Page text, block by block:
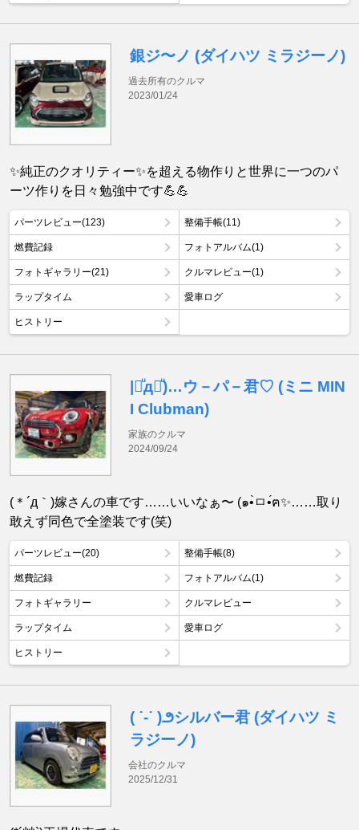
銀ジ〜ノ (ダイハツ ミラジーノ)
過去所有のクルマ
2023/01/24
✨純正のクオリティー✨を超える物作りと世界に一つのパ
ーツ作りを日々勉強中です💪💪
パーツレビュー(123) 整備手帳(11)
燃費記録 フォトアルバム(1)
フォトギャラリー(21) クルマレビュー(1)
ラップタイム 愛車ログ
ヒストリー
|꒪ͧд꒪ͧ)…ウ－パ－君♡ (ミニ MIN
I Clubman)
家族のクルマ
2024/09/24
(＊´д｀)嫁さんの車です……いいなぁ〜 (๑•̀ㅁ•́ฅ✨……取り
敢えず同色で全塗装です(笑)
パーツレビュー(20) 整備手帳(8)
燃費記録 フォトアルバム(1)
フォトギャラリー クルマレビュー
ラップタイム 愛車ログ
ヒストリー
( ˙-˙ )౨シルバー君 (ダイハツ ミ
ラジーノ)
会社のクルマ
2025/12/31